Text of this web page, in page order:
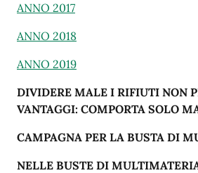
ANNO 2017
ANNO 2018
ANNO 2019
DIVIDERE MALE I RIFIUTI NON
VANTAGGI: COMPORTA SOLO
CAMPAGNA PER LA BUSTA DI
NELLE BUSTE DI